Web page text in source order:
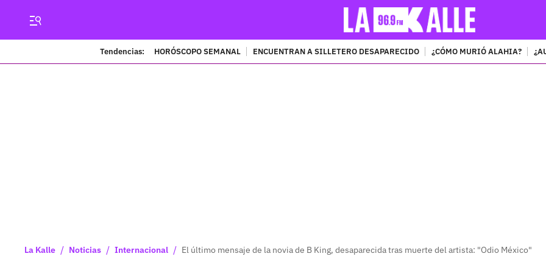
Tendencias: HORÓSCOPO SEMANAL ENCUENTRAN A SILLETERO DESAPARECIDO ¿CÓMO MURIÓ ALAHIA?
La Kalle / Noticias / Internacional / El último mensaje de la novia de B King, desaparecida tras muerte del artista: "Odio México"